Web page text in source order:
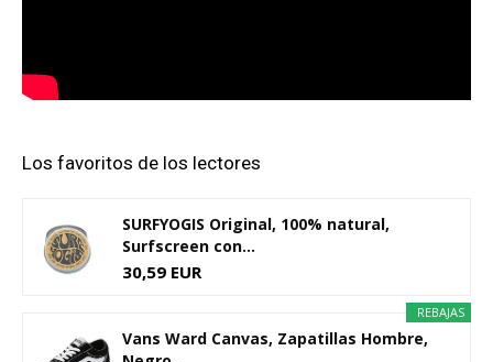
Los favoritos de los lectores
SURFYOGIS Original, 100% natural,
Surfscreen con...
30,59 EUR
REBAJAS
Vans Ward Canvas, Zapatillas Hombre,